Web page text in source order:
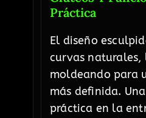
Práctica
El diseño
curvas
moldeando para
más definida.
práctica en la